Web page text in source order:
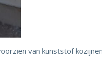
van kunststof